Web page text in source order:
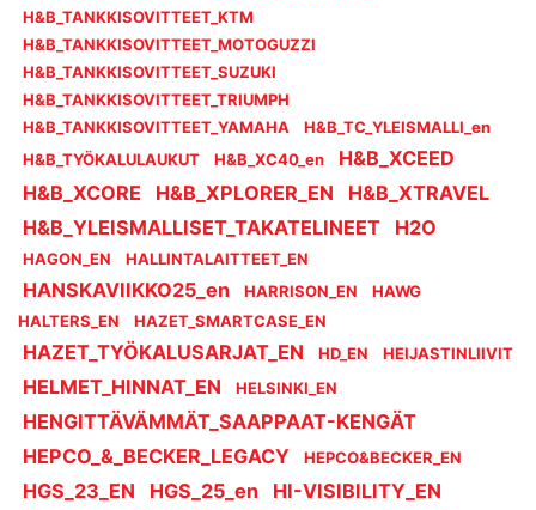
H&B_TANKKISOVITTEET_KTM
H&B_TANKKISOVITTEET_MOTOGUZZI
H&B_TANKKISOVITTEET_SUZUKI
H&B_TANKKISOVITTEET_TRIUMPH
H&B_TANKKISOVITTEET_YAMAHA
H&B_TC_YLEISMALLI_en
H&B_TYÖKALULAUKUT
H&B_XC40_en
H&B_XCEED
H&B_XCORE
H&B_XPLORER_EN
H&B_XTRAVEL
H&B_YLEISMALLISET_TAKATELINEET
H2O
HAGON_EN HALLINTALAITTEET_EN
HANSKAVIIKKO25_en HARRISON_EN
HAWG
HALTERS_EN
HAZET_SMARTCASE_EN
HAZET_TYÖKALUSARJAT_EN HD_EN HEIJASTINLIIVIT
HELMET_HINNAT_EN HELSINKI_EN
HENGITTÄVÄMMÄT_SAAPPAAT-KENGÄT
HEPCO_&_BECKER_LEGACY
HEPCO&BECKER_EN
HGS_23_EN HGS_25_en HI-VISIBILITY_EN